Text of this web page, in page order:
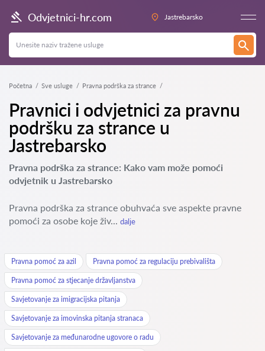
Odvjetnici-hr.com Jastrebarsko
Početna Sve usluge Pravna podrška za strance
Pravnici i odvjetnici za pravnu
podršku za strance u
Jastrebarsko
Pravna podrška za strance: Kako vam može pomoći
odvjetnik u Jastrebarsko
Pravna podrška za strance obuhvaća sve aspekte pravne
pomoći za osobe koje živ... dalje
Pravna pomoć za azil Pravna pomoć za regulaciju prebivališta
Pravna pomoć za stjecanje državljanstva
Savjetovanje za imigracijska pitanja
Savjetovanje za imovinska pitanja stranaca
Savjetovanje za međunarodne ugovore o radu